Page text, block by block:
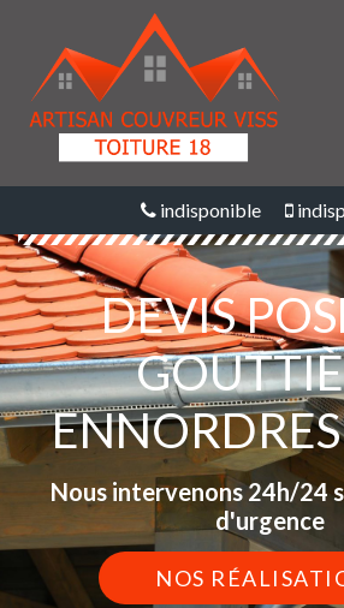
indisponible
DEVIS
Nous intervenons 24h/24
d'urgence
NOS